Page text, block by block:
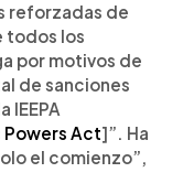
reforzadas de
todos los
por motivos de
de sanciones
IEEPA
Act]”. Ha
el comienzo”,